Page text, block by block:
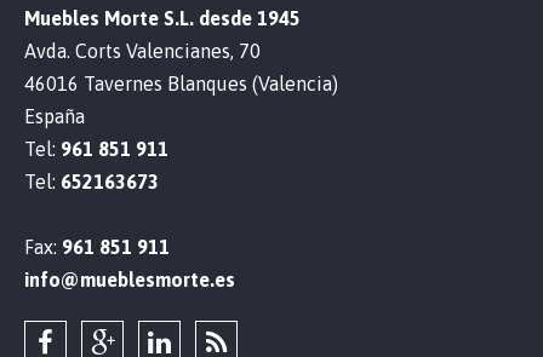
Muebles Morte S.L. desde 1945
Avda. Corts Valencianes, 70
46016 Tavernes Blanques (Valencia)
España
Tel: 961 851 911
Tel: 652163673
Fax: 961 851 911
info@mueblesmorte.es